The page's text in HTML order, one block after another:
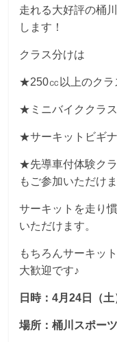
走れる大好評の桶
します！
クラス分けは
★250㏄以上のクラ
★ミニバイククラ
★サーキットビギ
★先導車付体験ク
もご参加いただけま
サーキットを走り
いただけます。
もちろんサーキッ
大歓迎です♪
日時：4月24日（土
場所：桶川スポー